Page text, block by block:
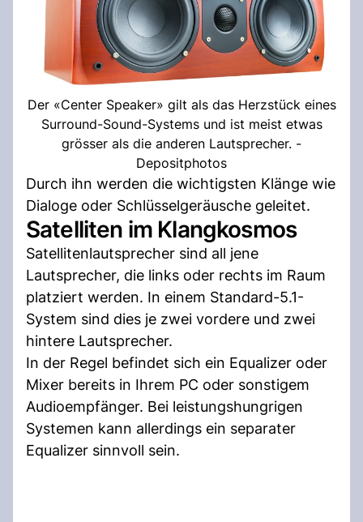
Der «Center Speaker» gilt als das Herzstück eines
Surround-Sound-Systems und ist meist etwas
grösser als die anderen Lautsprecher. -
Depositphotos
Durch ihn werden die wichtigsten Klänge wie
Dialoge oder Schlüsselgeräusche geleitet.
Satelliten im Klangkosmos
Satellitenlautsprecher sind all jene
Lautsprecher, die links oder rechts im Raum
platziert werden. In einem Standard-5.1-
System sind dies je zwei vordere und zwei
hintere Lautsprecher.
In der Regel befindet sich ein Equalizer oder
Mixer bereits in Ihrem PC oder sonstigem
Audioempfänger. Bei leistungshungrigen
Systemen kann allerdings ein separater
Equalizer sinnvoll sein.